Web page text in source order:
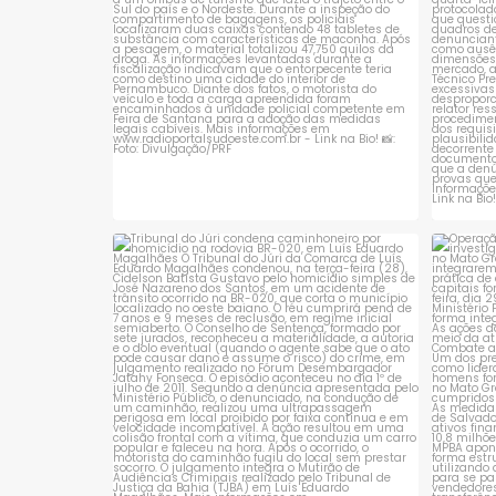
Tribunal do Júri condena caminhoneiro
por...
1 0